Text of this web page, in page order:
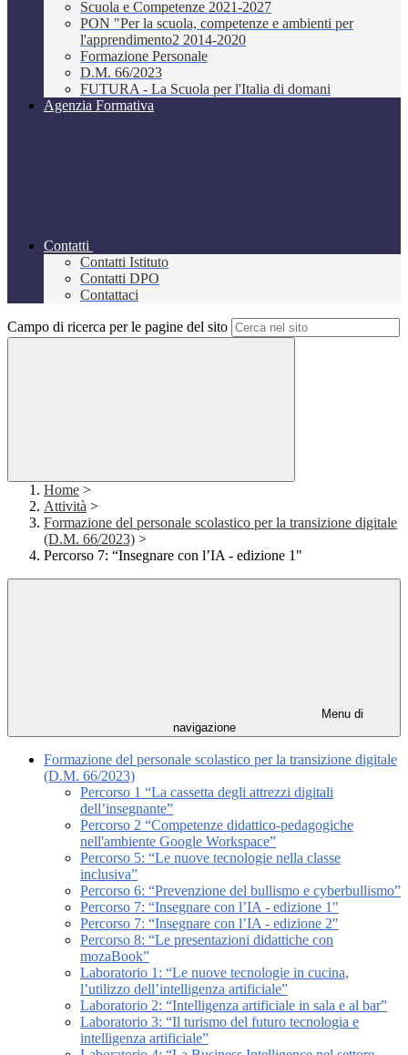
Scuola e Competenze 2021-2027
PON "Per la scuola, competenze e ambienti per
l'apprendimento2 2014-2020
Formazione Personale
D.M. 66/2023
FUTURA - La Scuola per l'Italia di domani
Agenzia Formativa
Contatti
Contatti Istituto
Contatti DPO
Contattaci
Campo di ricerca per le pagine del sito
Home >
Attività >
Formazione del personale scolastico per la transizione digitale
(D.M. 66/2023) >
Percorso 7: “Insegnare con l’IA - edizione 1"
Menu di
navigazione
Formazione del personale scolastico per la transizione digitale
(D.M. 66/2023)
Percorso 1 “La cassetta degli attrezzi digitali
dell’insegnante”
Percorso 2 “Competenze didattico-pedagogiche
nell'ambiente Google Workspace”
Percorso 5: “Le nuove tecnologie nella classe
inclusiva”
Percorso 6: “Prevenzione del bullismo e cyberbullismo”
Percorso 7: “Insegnare con l’IA - edizione 1"
Percorso 7: “Insegnare con l’IA - edizione 2"
Percorso 8: “Le presentazioni didattiche con
mozaBook”
Laboratorio 1: “Le nuove tecnologie in cucina,
l’utilizzo dell’intelligenza artificiale”
Laboratorio 2: “Intelligenza artificiale in sala e al bar”
Laboratorio 3: “Il turismo del futuro tecnologia e
intelligenza artificiale”